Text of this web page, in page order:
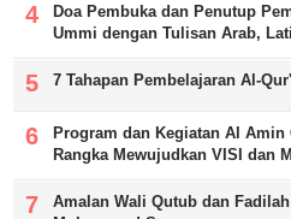
Doa Pembuka dan Penutup
Ummi dengan Tulisan Arab,
7 Tahapan Pembelajaran Al-
Program dan Kegiatan Al Amin
Rangka Mewujudkan VISI dan
Amalan Wali Qutub dan